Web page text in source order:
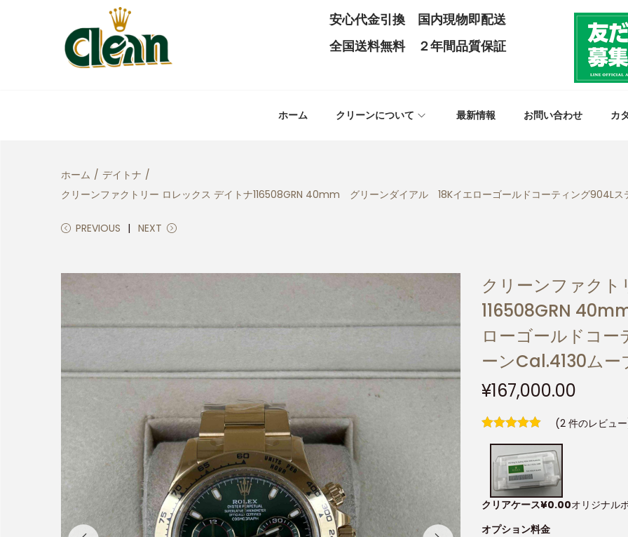
安心代金引換 国内現物即配送
全国送料無料 ２年間品質保証
ホーム クリーンについて 最新情報 お問い合わせ カ
ホーム / デイトナ /
クリーンファクトリー ロレックス デイトナ116508GRN 40mm グリーンダイアル 18Kイエローゴールドコーティング904L
PREVIOUS NEXT
クリーンファクト
116508GRN
ローゴールドコ
ーンCal.4130ムー
¥167,000.00
(2 件のレビュ
クリアケース¥0.00オリジナル
オプション料金